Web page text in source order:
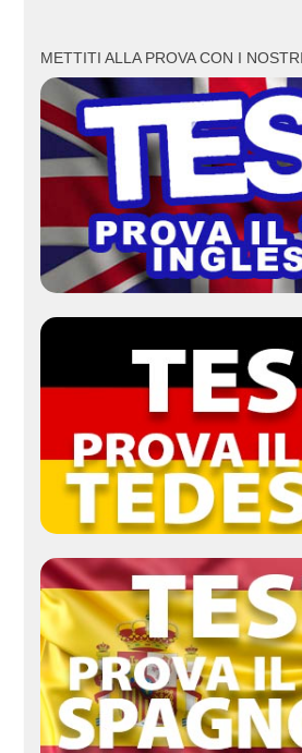
METTITI ALLA PROVA CON I